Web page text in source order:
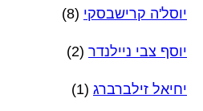
יוסל'ה קרישבסקי (8)
יוסף צבי ניילנדר (2)
יחיאל זילברברג (1)